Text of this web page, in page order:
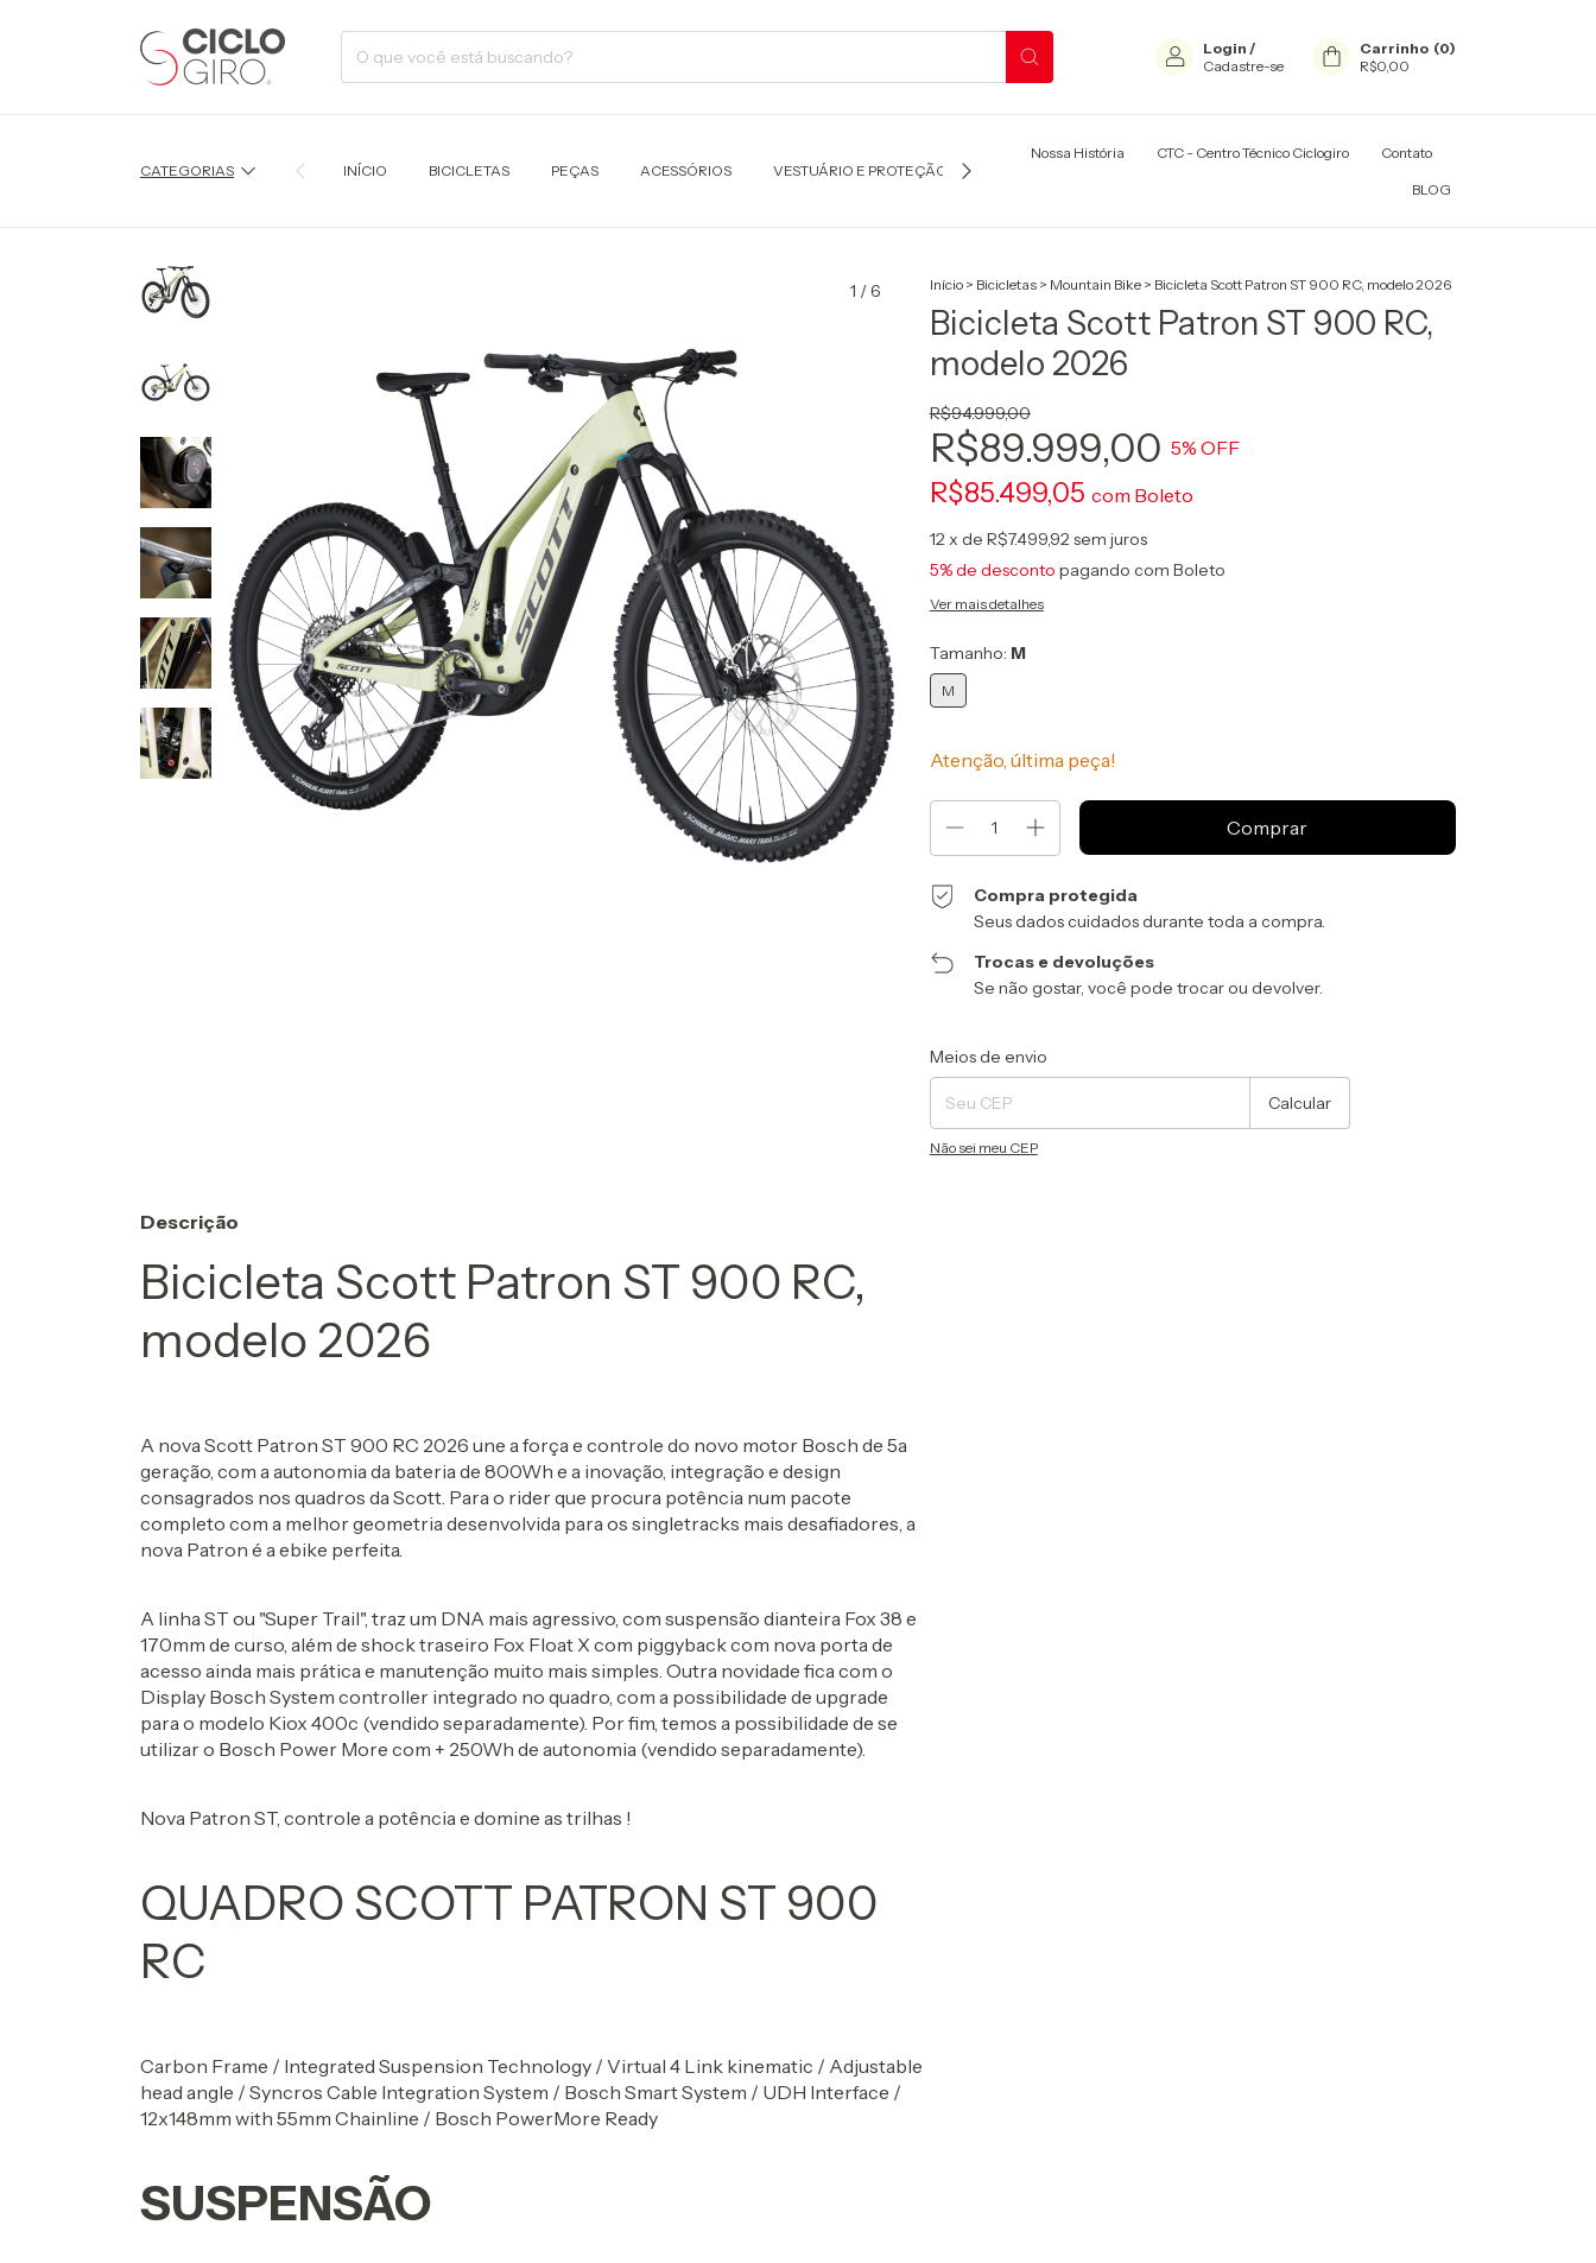
Login /
Cadastre-se
Carrinho (0)
R$0,00
CATEGORIAS INÍCIO BICICLETAS PEÇAS ACESSÓRIOS VESTUÁRIO E PROTEÇÃO
Nossa História CTC - Centro Técnico Ciclogiro Contato
BLOG
1 /6 Início > Bicicletas > Mountain Bike > Bicicleta Scott Patron ST 900 RC, modelo 2026
Bicicleta Scott Patron ST 900 RC,
modelo 2026
R$94.999,00
R$89.999,00 5% OFF
R$85.499,05 com Boleto
12x de R$7.499,92sem juros
5% de desconto pagando com Boleto
Ver mais detalhes
Tamanho: M
M
Atenção, última peça!
Compra protegida
Seus dados cuidados durante toda a compra.
Trocas e devoluções
Se não gostar, você pode trocar ou devolver.
Entregas para o CEP:
Meios de envio
Calcular
Não sei meu CEP
Descrição
Bicicleta Scott Patron ST 900 RC,
modelo 2026
A nova Scott Patron ST 900 RC 2026 une a força e controle do novo motor Bosch de 5a
geração, com a autonomia da bateria de 800Wh e a inovação, integração e design
consagrados nos quadros da Scott. Para o rider que procura potência num pacote
completo com a melhor geometria desenvolvida para os singletracks mais desafiadores, a
nova Patron é a ebike perfeita.
A linha ST ou "Super Trail", traz um DNA mais agressivo, com suspensão dianteira Fox 38 e
170mm de curso, além de shock traseiro Fox Float X com piggyback com nova porta de
acesso ainda mais prática e manutenção muito mais simples. Outra novidade fica com o
Display Bosch System controller integrado no quadro, com a possibilidade de upgrade
para o modelo Kiox 400c (vendido separadamente). Por fim, temos a possibilidade de se
utilizar o Bosch Power More com + 250Wh de autonomia (vendido separadamente).
Nova Patron ST, controle a potência e domine as trilhas !
QUADRO SCOTT PATRON ST 900
RC
Carbon Frame / Integrated Suspension Technology / Virtual 4 Link kinematic / Adjustable
head angle / Syncros Cable Integration System / Bosch Smart System / UDH Interface /
12x148mm with 55mm Chainline / Bosch PowerMore Ready
SUSPENSÃO